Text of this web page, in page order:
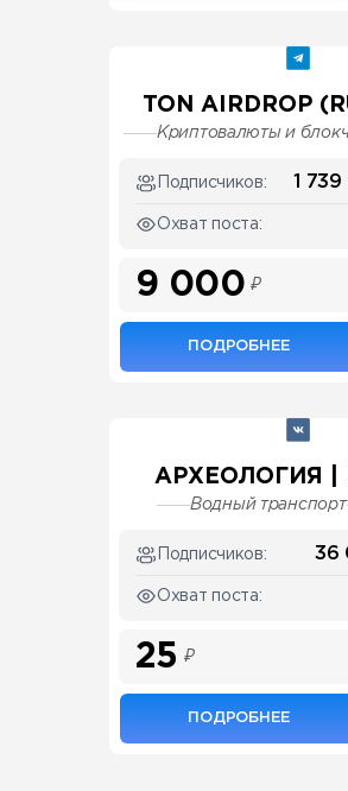
TON AIRDROP
Криптовалюты и
Подписчиков: 1
Охват поста:
9 000 ₽
ПОДРОБНЕЕ
АРХЕОЛОГИЯ |
Водный транспорт
Подписчиков: 36
Охват поста:
25 ₽
ПОДРОБНЕЕ